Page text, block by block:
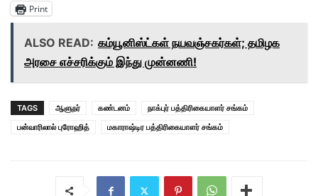
Print
ALSO READ: கம்யூனிஸ்ட்கள் நயவஞ்சகர்கள்; தமிழக
அரசை எச்சரிக்கும் இந்து முன்னணி!
TAGS ஆளுநர் கண்டனம்
நாக்புர் பத்திரிகையாளர் சங்கம்
பன்வாரிலால் புரோஹித்
மகாராஷ்டிர பத்திரிகையாளர் சங்கம்